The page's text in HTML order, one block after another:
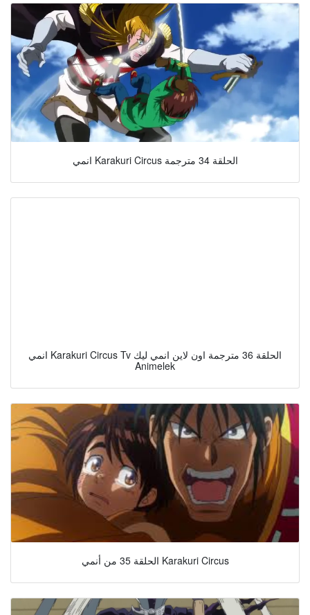
انمي Karakuri Circus الحلقة 34 مترجمة
انمي Karakuri Circus Tv الحلقة 36 مترجمة اون لاين انمي ليك
Animelek
الحلقة 35 من أنمي Karakuri Circus